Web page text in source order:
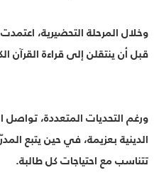
وخلال المرحلة التحضيرية،
قبل أن ينتقلن إلى قراءة القرآن
ورغم التحديات المتعددة،
الدينية بعزيمة، في حين يتبع
تتناسب مع احتياجات كل طالبة.